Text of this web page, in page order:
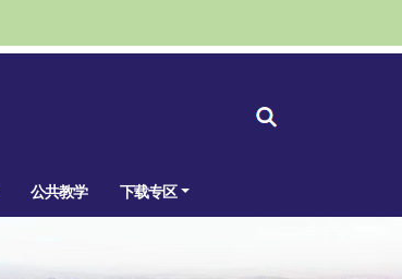
公共教学 下载专区